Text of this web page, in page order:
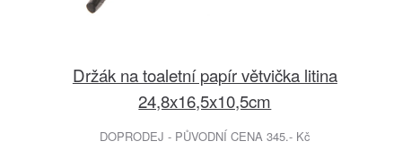
Držák na toaletní papír větvička litina
24,8x16,5x10,5cm
DOPRODEJ - PŮVODNÍ CENA 345.- Kč